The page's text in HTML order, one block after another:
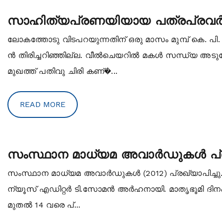
സാഹിത്യപ്രണയിയായ
ലോകത്തോടു വിടപറയുന്നതിന് ഒരു മാസം മുമ്പ് കെ.
ന്‍ തിരിച്ചറിഞ്ഞില്ല. വീല്‍ചെയറില്‍ മകള്‍ സന്ധ്യ
മുഖത്ത് പതിവു ചിരി കണ്�...
READ MORE
സംസ്ഥാന മാധ്യമ അവാര്‍ഡുകള്‍
സംസ്ഥാന മാധ്യമ അവാര്‍ഡുകള്‍ (2012) പ്രഖ്യാപിച്ചു.
ന്യൂസ് എഡിറ്റര്‍ ടി.സോമന്‍ അര്‍ഹനായി. മാതൃഭൂമി
മുതല്‍ 14 വരെ പ്...